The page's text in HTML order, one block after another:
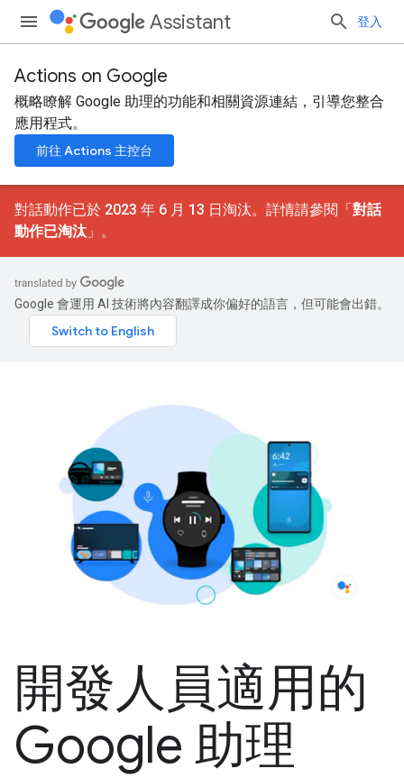
Assistant 登入
Actions on Google
概略瞭解 Google 助理的功能和相關資源連結，引導您整合
應用程式。
前往 Actions 主控台
對話動作已於 2023 年 6 月 13 日淘汰。詳情請參閱「對話
動作已淘汰 」。
Google 會運用 AI 技術將內容翻譯成你偏好的語言，但可能會出錯。
開發人員適用的
Google 助理